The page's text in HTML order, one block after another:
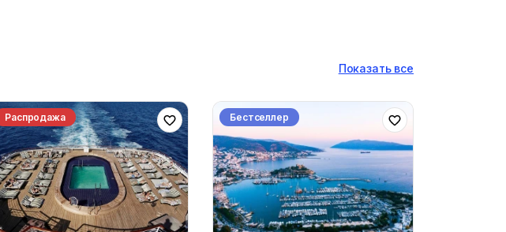
Показать все
Распродажа Бестселлер